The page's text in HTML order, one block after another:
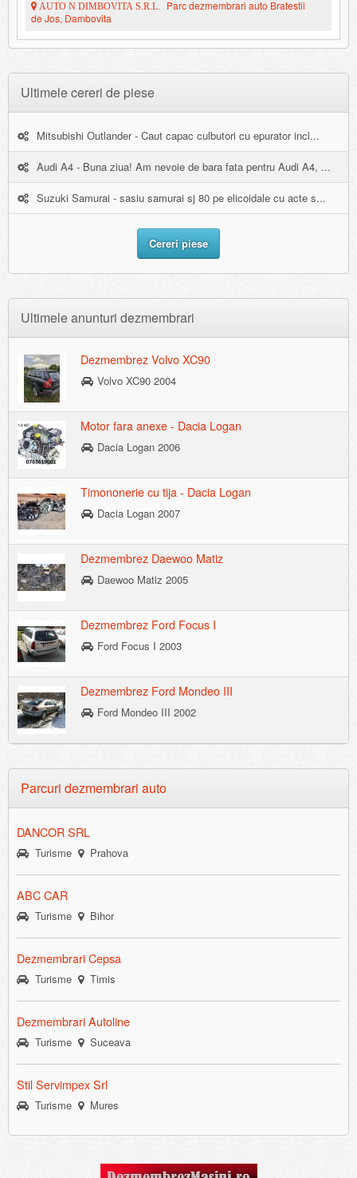
AUTO N DIMBOVITA S.R.L.
Parc dezmembrari auto Bratestii
de Jos, Dambovita
Ultimele cereri de piese
Mitsubishi Outlander - Caut capac culbutori cu epurator incl...
Audi A4 - Buna ziua! Am nevoie de bara fata pentru Audi A4, ...
Suzuki Samurai - sasiu samurai sj 80 pe elicoidale cu acte s...
Cereri piese
Ultimele anunturi dezmembrari
Dezmembrez Volvo XC90
Volvo XC90 2004
Motor fara anexe - Dacia Logan
Dacia Logan 2006
Timononerie cu tija - Dacia Logan
Dacia Logan 2007
Dezmembrez Daewoo Matiz
Daewoo Matiz 2005
Dezmembrez Ford Focus I
Ford Focus I 2003
Dezmembrez Ford Mondeo III
Ford Mondeo III 2002
Parcuri dezmembrari auto
DANCOR SRL
Turisme Prahova
ABC CAR
Turisme Bihor
Dezmembrari Cepsa
Turisme Timis
Dezmembrari Autoline
Turisme Suceava
Stil Servimpex Srl
Turisme Mures